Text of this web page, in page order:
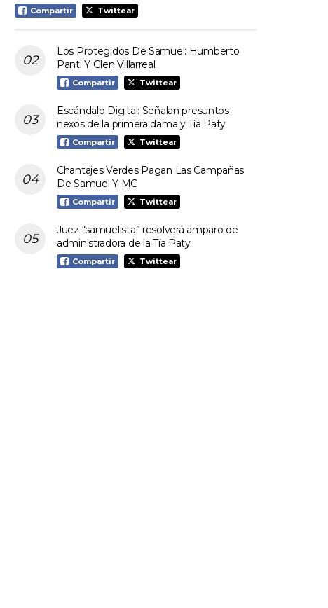
Compartir Twittear
Los Protegidos De Samuel: Humberto
Panti Y Glen Villarreal
Compartir Twittear
Escándalo Digital: Señalan presuntos
nexos de la primera dama y Tía Paty
Compartir Twittear
Chantajes Verdes Pagan Las Campañas
De Samuel Y MC
Compartir Twittear
Juez “samuelista” resolverá amparo de
administradora de la Tía Paty
Compartir Twittear